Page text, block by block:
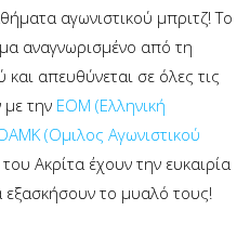
αγωνιστικού μπριτζ! Το
αναγνωρισμένο από τη
απευθύνεται σε όλες τις
με την ΕΟΜ (Ελληνική
(Ομιλος Αγωνιστικού
Ακρίτα έχουν την ευκαιρία
εξασκήσουν το μυαλό τους!